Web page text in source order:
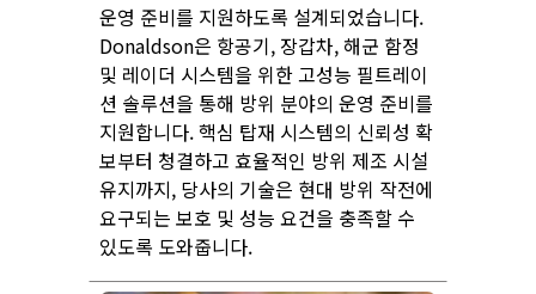
운영 준비를 지원하도록 설계되었습니다.
Donaldson은 항공기, 장갑차, 해군 함정
및 레이더 시스템을 위한 고성능 필트레이
션 솔루션을 통해 방위 분야의 운영 준비를
지원합니다. 핵심 탑재 시스템의 신뢰성 확
보부터 청결하고 효율적인 방위 제조 시설
유지까지, 당사의 기술은 현대 방위 작전에
요구되는 보호 및 성능 요건을 충족할 수
있도록 도와줍니다.